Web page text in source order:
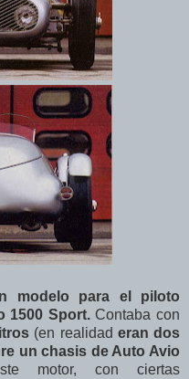
modelo para el piloto
1500 Sport.Contaba con
(en realidad eran dos
un chasis de Auto Avio
motor, con ciertas